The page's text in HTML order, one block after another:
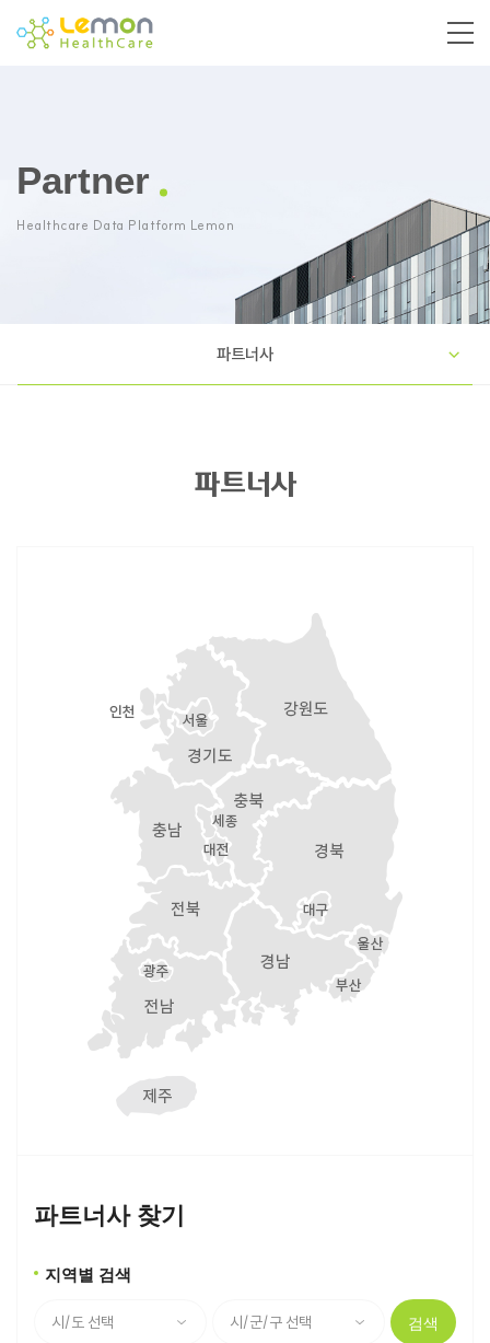
Partner
Healthcare Data Platform Lemon
파트너사
파트너사
파트너사 찾기
지역별 검색
검색